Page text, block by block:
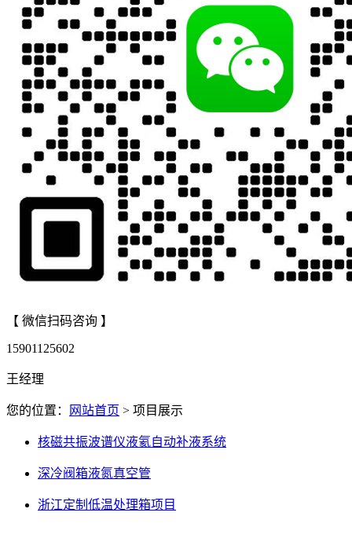
【 微信扫码咨询 】
15901125602
王经理
您的位置： 网站首页 > 项目展示
核磁共振波谱仪液氦自动补液系统
深冷阀箱液氮真空管
浙江定制低温处理箱项目